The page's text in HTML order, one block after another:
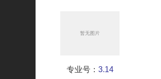
专业号： 3.14